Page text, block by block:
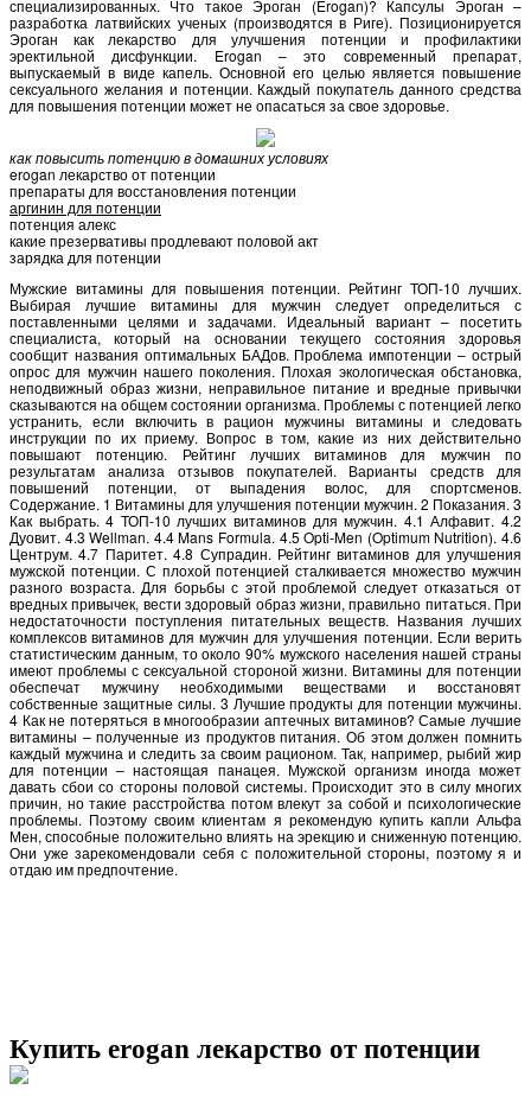
специализированных. Что такое Эроган (Erogan)? Капсулы Эроган –
разработка латвийских ученых (производятся в Риге). Позиционируется
Эроган как лекарство для улучшения потенции и профилактики
эректильной дисфункции. Erogan – это современный препарат,
выпускаемый в виде капель. Основной его целью является повышение
сексуального желания и потенции. Каждый покупатель данного средства
для повышения потенции может не опасаться за свое здоровье.
как повысить потенцию в домашних условиях
erogan лекарство от потенции
препараты для восстановления потенции
аргинин для потенции
потенция алекс
какие презервативы продлевают половой акт
зарядка для потенции
Мужские витамины для повышения потенции. Рейтинг ТОП-10 лучших.
Выбирая лучшие витамины для мужчин следует определиться с
поставленными целями и задачами. Идеальный вариант – посетить
специалиста, который на основании текущего состояния здоровья
сообщит названия оптимальных БАДов. Проблема импотенции – острый
опрос для мужчин нашего поколения. Плохая экологическая обстановка,
неподвижный образ жизни, неправильное питание и вредные привычки
сказываются на общем состоянии организма. Проблемы с потенцией легко
устранить, если включить в рацион мужчины витамины и следовать
инструкции по их приему. Вопрос в том, какие из них действительно
повышают потенцию. Рейтинг лучших витаминов для мужчин по
результатам анализа отзывов покупателей. Варианты средств для
повышений потенции, от выпадения волос, для спортсменов.
Содержание. 1 Витамины для улучшения потенции мужчин. 2 Показания. 3
Как выбрать. 4 ТОП-10 лучших витаминов для мужчин. 4.1 Алфавит. 4.2
Дуовит. 4.3 Wellman. 4.4 Mans Formula. 4.5 Opti-Men (Optimum Nutrition). 4.6
Центрум. 4.7 Паритет. 4.8 Супрадин. Рейтинг витаминов для улучшения
мужской потенции. С плохой потенцией сталкивается множество мужчин
разного возраста. Для борьбы с этой проблемой следует отказаться от
вредных привычек, вести здоровый образ жизни, правильно питаться. При
недостаточности поступления питательных веществ. Названия лучших
комплексов витаминов для мужчин для улучшения потенции. Если верить
статистическим данным, то около 90% мужского населения нашей страны
имеют проблемы с сексуальной стороной жизни. Витамины для потенции
обеспечат мужчину необходимыми веществами и восстановят
собственные защитные силы. 3 Лучшие продукты для потенции мужчины.
4 Как не потеряться в многообразии аптечных витаминов? Самые лучшие
витамины – полученные из продуктов питания. Об этом должен помнить
каждый мужчина и следить за своим рационом. Так, например, рыбий жир
для потенции – настоящая панацея. Мужской организм иногда может
давать сбои со стороны половой системы. Происходит это в силу многих
причин, но такие расстройства потом влекут за собой и психологические
проблемы. Поэтому своим клиентам я рекомендую купить капли Альфа
Мен, способные положительно влиять на эрекцию и сниженную потенцию.
Они уже зарекомендовали себя с положительной стороны, поэтому я и
отдаю им предпочтение.
Купить erogan лекарство от потенции